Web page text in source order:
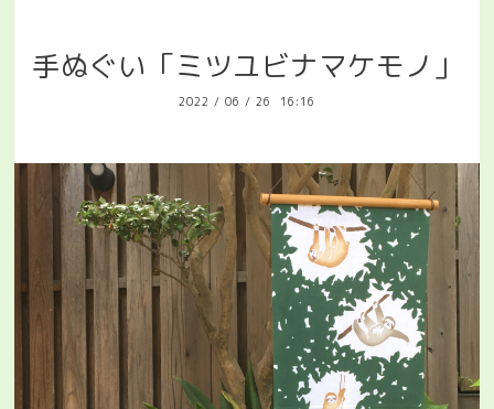
手ぬぐい「ミツユビナマケモノ」
2022 / 06 / 26 16:16